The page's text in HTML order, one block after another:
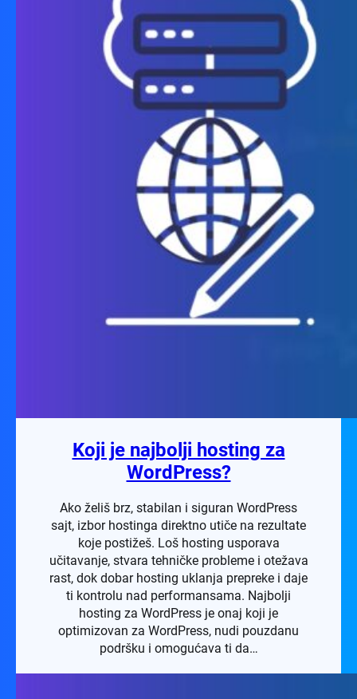
Koji je najbolji hosting za
WordPress?
Ako želiš brz, stabilan i siguran WordPress
sajt, izbor hostinga direktno utiče na rezultate
koje postižeš. Loš hosting usporava
učitavanje, stvara tehničke probleme i otežava
rast, dok dobar hosting uklanja prepreke i daje
ti kontrolu nad performansama. Najbolji
hosting za WordPress je onaj koji je
optimizovan za WordPress, nudi pouzdanu
podršku i omogućava ti da…